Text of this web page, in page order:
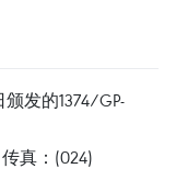
发的1374/GP-
传真：(024)